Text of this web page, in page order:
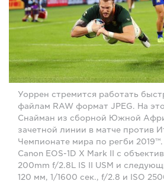
Уоррен стремится работать
файлам RAW формат JPEG. На
Снайман из сборной Южной
зачетной линии в матче против
Чемпионате мира по регби
Canon EOS-1D X Mark II с
200mm f/2.8L IS II USM и
120 мм, 1/1600 сек., f/2.8 и ISO